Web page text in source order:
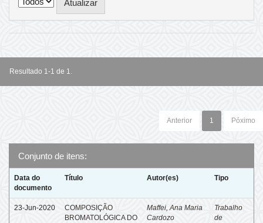
Resultado 1-1 de 1.
Anterior 1 Póximo
Conjunto de itens:
Data do
documento
Título Autor(es) Tipo
23-Jun-2020
COMPOSIÇÃO
BROMATOLÓGICA DO
Maffei, Ana Maria
Cardozo
Trabalho
de